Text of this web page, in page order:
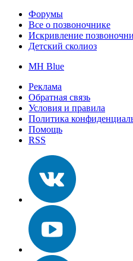
Форумы
Все о позвоночнике
Искривление
Детский сколиоз
MH Blue
Реклама
Обратная связь
Условия и правила
Политика
Помощь
RSS